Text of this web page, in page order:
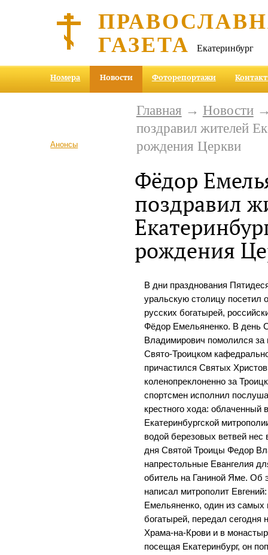
ГАЗЕТА Екатеринбург
Номера Новости Фоторепортажи
Анонсы
Главная → Новости→
поздравил жителей
рождения Церкви
Фёдор
поздравил
рождения
В дни празднования
уральскую столицу посетил
русских богатырей,
Фёдор Емельяненко. В день
Владимирович помолился
Свято-Троицком
причастился Святых
коленопреклоненно за
спортсмен исполнил
крестного хода: облаченный
Екатеринбургской
водой березовых ветвей
дня Святой Троицы Федор
напрестольные Евангелия
обитель на Ганиной Яме. Об
написал митрополит
Емельяненко, один из самых
богатырей, передал сегодня
Храма-на-Крови и в
посещая Екатеринбург, он